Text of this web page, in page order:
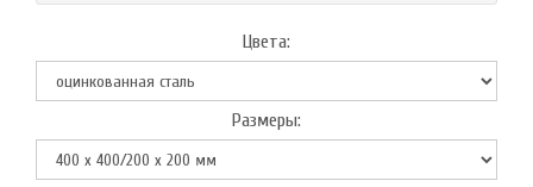
Цвета:
Размеры: